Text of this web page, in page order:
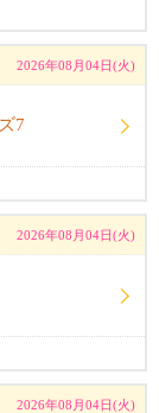
2026年08月04日(火)
7
2026年08月04日(火)
2026年08月04日(火)